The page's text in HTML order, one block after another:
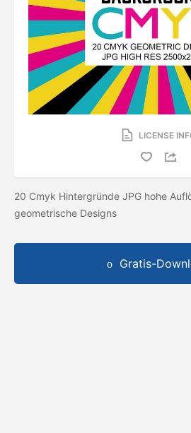
LICENSE
20 Cmyk Hintergründe JPG hohe
geometrische Designs
Gratis-